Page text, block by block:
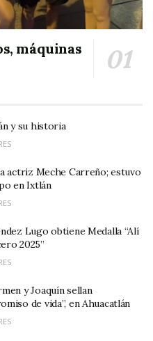
máquinas
y su historia
actriz Meche Carreño; estuvo
en Ixtlán
Lugo obtiene Medalla “Alí
2025”
y Joaquín sellan
de vida”, en Ahuacatlán